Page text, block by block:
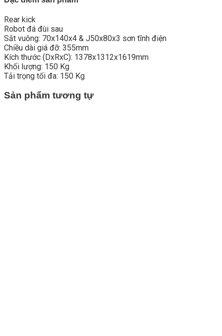
Rear kick
Robot đá đùi sau
Sắt vuông: 70x140x4 & J50x80x3 sơn tĩnh điện
Chiều dài giá đỡ: 355mm
Kích thước (DxRxC): 1378x1312x1619mm
Khối lượng: 150 Kg
Tải trọng tối đa: 150 Kg
Sản phẩm tương tự